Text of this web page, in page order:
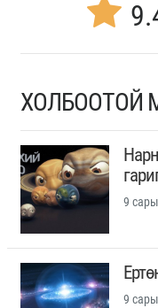
ХОЛБООТОЙ
9
9